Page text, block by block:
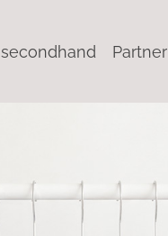
secondhand Partner